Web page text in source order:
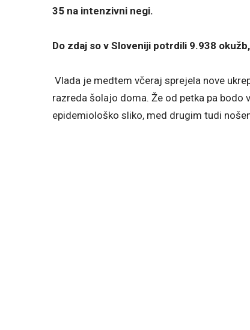
35 na intenzivni negi.
Do zdaj so v Sloveniji potrdili 9.938
Vlada je medtem včeraj sprejela nove
razreda šolajo doma. Že od petka pa
epidemiološko sliko, med drugim tudi